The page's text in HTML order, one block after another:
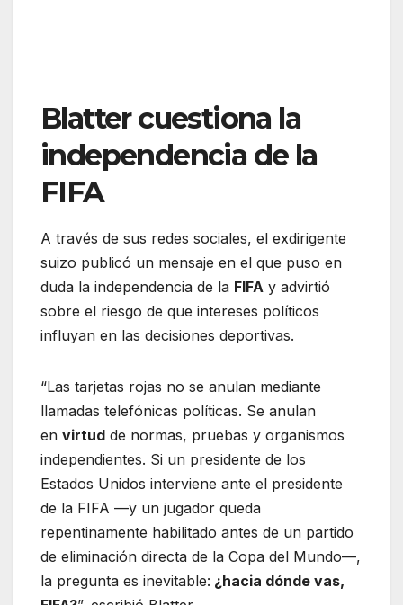
Blatter cuestiona la
independencia de la
FIFA
A través de sus redes sociales, el exdirigente
suizo publicó un mensaje en el que puso en
duda la independencia de la FIFA y advirtió
sobre el riesgo de que intereses políticos
influyan en las decisiones deportivas.
“Las tarjetas rojas no se anulan mediante
llamadas telefónicas políticas. Se anulan
en virtud de normas, pruebas y organismos
independientes. Si un presidente de los
Estados Unidos interviene ante el presidente
de la FIFA —y un jugador queda
repentinamente habilitado antes de un partido
de eliminación directa de la Copa del Mundo—,
la pregunta es inevitable: ¿hacia dónde vas,